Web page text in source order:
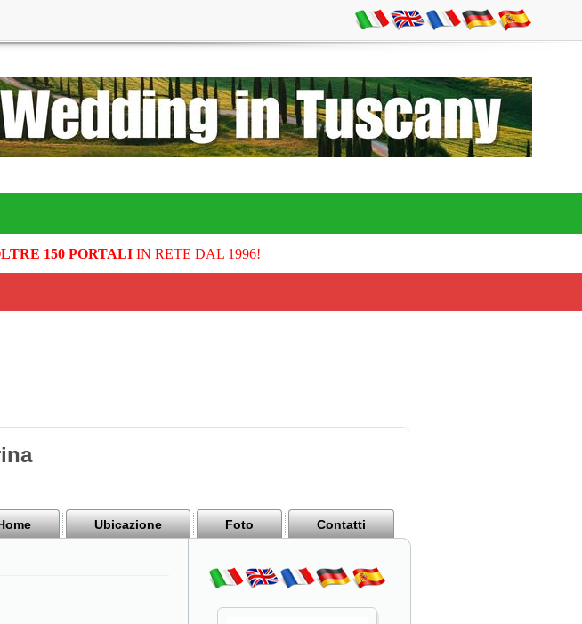
150 PORTALIIN RETE DAL 1996!
Ubicazione Foto Contatti